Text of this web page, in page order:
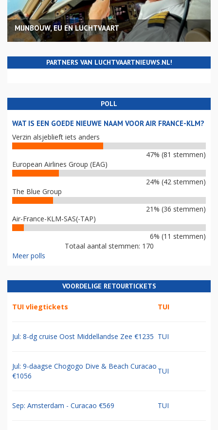
MIJNBOUW, EU EN LUCHTVAART
PARTNERS VAN LUCHTVAARTNIEUWS.NL!
POLL
WAT IS EEN GOEDE NIEUWE NAAM VOOR AIR FRANCE-KLM?
Verzin alsjeblieft iets anders
47% (81 stemmen)
European Airlines Group (EAG)
24% (42 stemmen)
The Blue Group
21% (36 stemmen)
Air-France-KLM-SAS(-TAP)
6% (11 stemmen)
Totaal aantal stemmen: 170
Meer polls
VOORDELIGE RETOURTICKETS
TUI vliegtickets TUI
Jul: 8-dg cruise Oost Middellandse Zee €1235 TUI
Jul: 9-daagse Chogogo Dive & Beach Curacao
€1056
TUI
Sep: Amsterdam - Curacao €569 TUI